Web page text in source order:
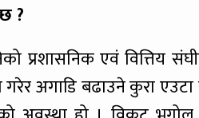
?
एवं वित्तिय
गरेर अगाडि बढाउने कुरा